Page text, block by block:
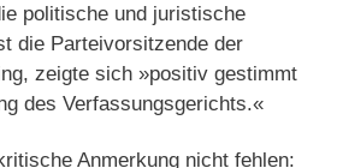
politische und juristische
die Parteivorsitzende der
zeigte sich »positiv gestimmt
des Verfassungsgerichts.«
Anmerkung nicht fehlen: